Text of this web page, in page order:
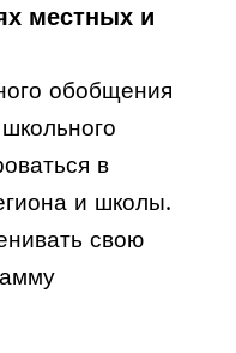
местных и
обобщения
в
и школы.
свою